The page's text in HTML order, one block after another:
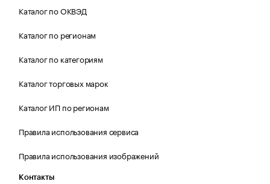
Каталог по ОКВЭД
Каталог по регионам
Каталог по категориям
Каталог торговых марок
Каталог ИП по регионам
Правила использования сервиса
Правила использования изображений
Контакты